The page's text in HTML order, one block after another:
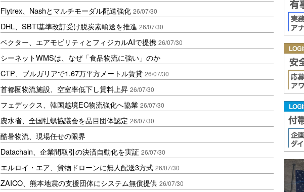
Flytrex、Nashとマルチモーダル配送強化 26/07/30
DHL、SBTi基準改訂受け脱炭素輸送を推進 26/07/30
ベクター、エアモビリティとフィジカルAIで提携 26/07/30
シーネットWMSは、なぜ「食品物流に強い」のか
CTP、ブルガリアで1.67万平方メートル賃貸 26/07/30
首都圏物流施設、空室率低下し賃料上昇 26/07/30
フェデックス、韓国越境EC物流強化へ協業 26/07/30
農水省、全国牡蠣協議会を品目団体認定 26/07/30
酷暑物流、現場任せの限界
Datachain、企業間取引の決済自動化を実証 26/07/30
エルロイ・エア、貨物ドローンに無人配送3方式 26/07/30
ZAICO、熊本地震の支援団体にシステム無償提供 26/07/30